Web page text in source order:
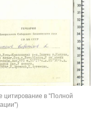
цитирование в "Полной